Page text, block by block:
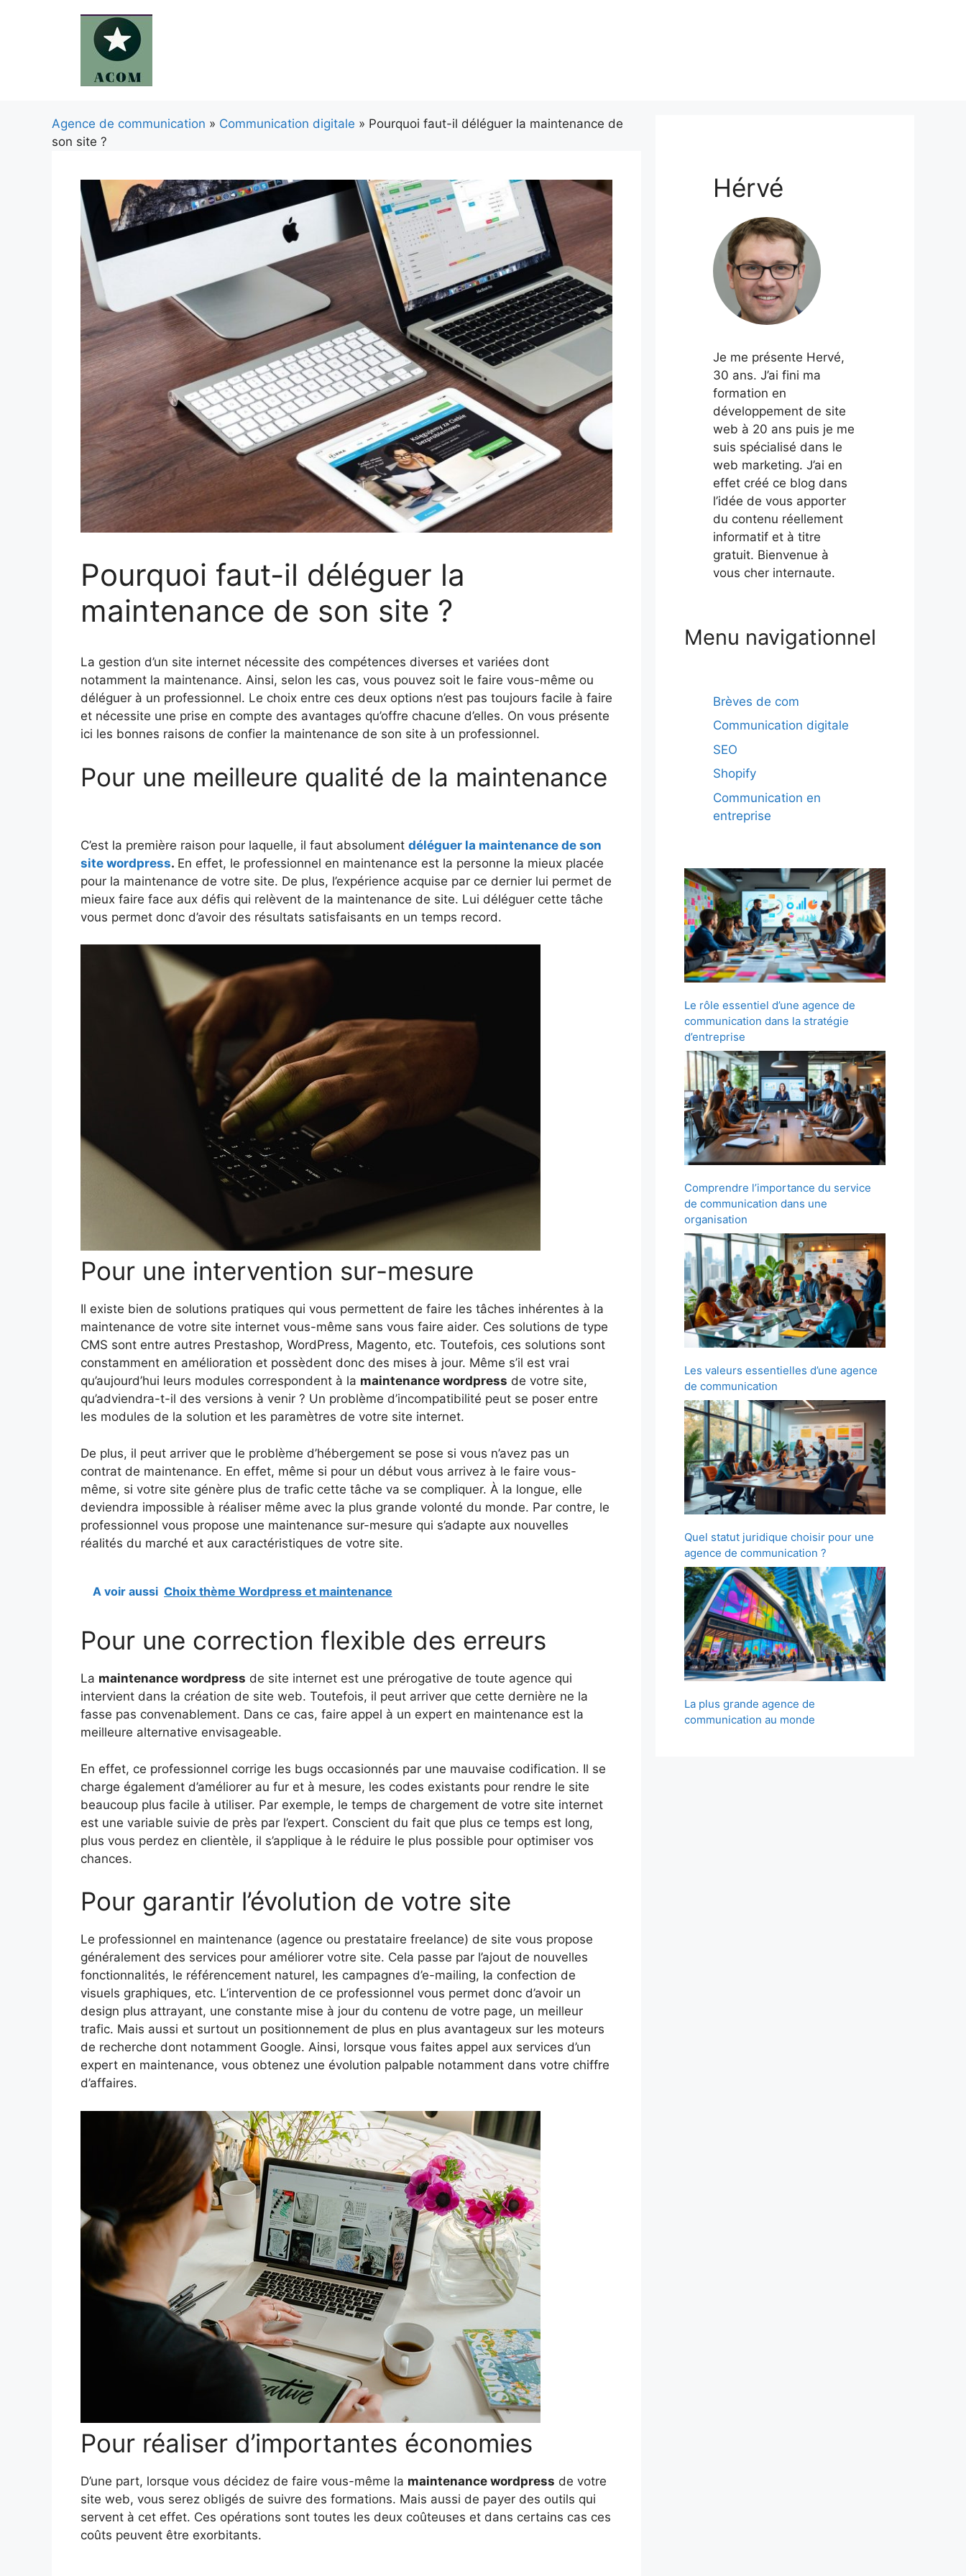
Agence de communication » Communication digitale » Pourquoi faut-il déléguer la maintenance de
son site ?
Pourquoi faut-il déléguer la
maintenance de son site ?
La gestion d’un site internet nécessite des compétences diverses et variées dont
notamment la maintenance. Ainsi, selon les cas, vous pouvez soit le faire vous-même ou
déléguer à un professionnel. Le choix entre ces deux options n’est pas toujours facile à faire
et nécessite une prise en compte des avantages qu’offre chacune d’elles. On vous présente
ici les bonnes raisons de confier la maintenance de son site à un professionnel.
Pour une meilleure qualité de la maintenance
C’est la première raison pour laquelle, il faut absolument déléguer la maintenance de son
site wordpress. En effet, le professionnel en maintenance est la personne la mieux placée
pour la maintenance de votre site. De plus, l’expérience acquise par ce dernier lui permet de
mieux faire face aux défis qui relèvent de la maintenance de site. Lui déléguer cette tâche
vous permet donc d’avoir des résultats satisfaisants en un temps record.
Pour une intervention sur-mesure
Il existe bien de solutions pratiques qui vous permettent de faire les tâches inhérentes à la
maintenance de votre site internet vous-même sans vous faire aider. Ces solutions de type
CMS sont entre autres Prestashop, WordPress, Magento, etc. Toutefois, ces solutions sont
constamment en amélioration et possèdent donc des mises à jour. Même s’il est vrai
qu’aujourd’hui leurs modules correspondent à la maintenance wordpress de votre site,
qu’adviendra-t-il des versions à venir ? Un problème d’incompatibilité peut se poser entre
les modules de la solution et les paramètres de votre site internet.
De plus, il peut arriver que le problème d’hébergement se pose si vous n’avez pas un
contrat de maintenance. En effet, même si pour un début vous arrivez à le faire vous-
même, si votre site génère plus de trafic cette tâche va se compliquer. À la longue, elle
deviendra impossible à réaliser même avec la plus grande volonté du monde. Par contre, le
professionnel vous propose une maintenance sur-mesure qui s’adapte aux nouvelles
réalités du marché et aux caractéristiques de votre site.
A voir aussi Choix thème Wordpress et maintenance
Pour une correction flexible des erreurs
La maintenance wordpress de site internet est une prérogative de toute agence qui
intervient dans la création de site web. Toutefois, il peut arriver que cette dernière ne la
fasse pas convenablement. Dans ce cas, faire appel à un expert en maintenance est la
meilleure alternative envisageable.
En effet, ce professionnel corrige les bugs occasionnés par une mauvaise codification. Il se
charge également d’améliorer au fur et à mesure, les codes existants pour rendre le site
beaucoup plus facile à utiliser. Par exemple, le temps de chargement de votre site internet
est une variable suivie de près par l’expert. Conscient du fait que plus ce temps est long,
plus vous perdez en clientèle, il s’applique à le réduire le plus possible pour optimiser vos
chances.
Pour garantir l’évolution de votre site
Le professionnel en maintenance (agence ou prestataire freelance) de site vous propose
généralement des services pour améliorer votre site. Cela passe par l’ajout de nouvelles
fonctionnalités, le référencement naturel, les campagnes d’e-mailing, la confection de
visuels graphiques, etc. L’intervention de ce professionnel vous permet donc d’avoir un
design plus attrayant, une constante mise à jour du contenu de votre page, un meilleur
trafic. Mais aussi et surtout un positionnement de plus en plus avantageux sur les moteurs
de recherche dont notamment Google. Ainsi, lorsque vous faites appel aux services d’un
expert en maintenance, vous obtenez une évolution palpable notamment dans votre chiffre
d’affaires.
Pour réaliser d’importantes économies
D’une part, lorsque vous décidez de faire vous-même la maintenance wordpress de votre
site web, vous serez obligés de suivre des formations. Mais aussi de payer des outils qui
servent à cet effet. Ces opérations sont toutes les deux coûteuses et dans certains cas ces
coûts peuvent être exorbitants.
Hérvé
Je me présente Hervé,
30 ans. J’ai fini ma
formation en
développement de site
web à 20 ans puis je me
suis spécialisé dans le
web marketing. J’ai en
effet créé ce blog dans
l’idée de vous apporter
du contenu réellement
informatif et à titre
gratuit. Bienvenue à
vous cher internaute.
Menu navigationnel
Brèves de com
Communication digitale
SEO
Shopify
Communication en
entreprise
Le rôle essentiel d’une agence de
communication dans la stratégie
d’entreprise
Comprendre l’importance du service
de communication dans une
organisation
Les valeurs essentielles d’une agence
de communication
Quel statut juridique choisir pour une
agence de communication ?
La plus grande agence de
communication au monde